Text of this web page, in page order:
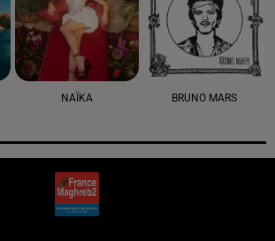
NAÏKA BRUNO MARS